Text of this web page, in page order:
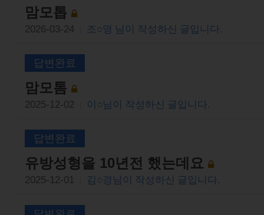
맘모톱
2026-03-24 조○영 님이 작성하신 글입니다.
답변완료
맘모톰
2025-12-02 이○님이 작성하신 글입니다.
답변완료
유방성형을 10년전 했는데요
2025-12-01 김○경님이 작성하신 글입니다.